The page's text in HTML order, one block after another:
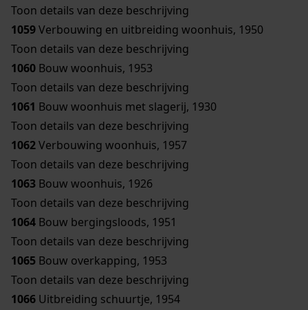
Toon details van deze beschrijving
1059Verbouwing en uitbreiding woonhuis, 1950
Toon details van deze beschrijving
1060 Bouw woonhuis, 1953
Toon details van deze beschrijving
1061 Bouw woonhuis met slagerij, 1930
Toon details van deze beschrijving
1062Verbouwing woonhuis, 1957
Toon details van deze beschrijving
1063 Bouw woonhuis, 1926
Toon details van deze beschrijving
1064 Bouw bergingsloods, 1951
Toon details van deze beschrijving
1065 Bouw overkapping, 1953
Toon details van deze beschrijving
1066 Uitbreiding schuurtje, 1954